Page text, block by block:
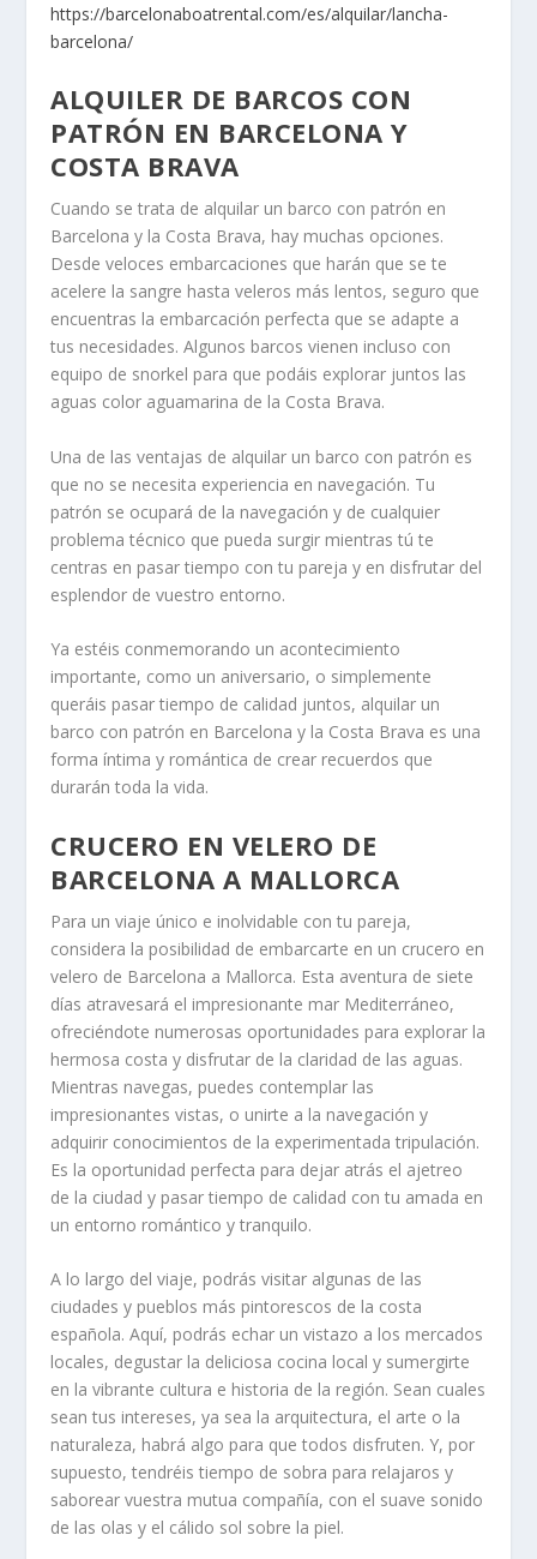
https://barcelonaboatrental.com/es/alquilar/lancha-
barcelona/
ALQUILER DE BARCOS CON
PATRÓN EN BARCELONA Y
COSTA BRAVA
Cuando se trata de alquilar un barco con patrón en
Barcelona y la Costa Brava, hay muchas opciones.
Desde veloces embarcaciones que harán que se te
acelere la sangre hasta veleros más lentos, seguro que
encuentras la embarcación perfecta que se adapte a
tus necesidades. Algunos barcos vienen incluso con
equipo de snorkel para que podáis explorar juntos las
aguas color aguamarina de la Costa Brava.
Una de las ventajas de alquilar un barco con patrón es
que no se necesita experiencia en navegación. Tu
patrón se ocupará de la navegación y de cualquier
problema técnico que pueda surgir mientras tú te
centras en pasar tiempo con tu pareja y en disfrutar del
esplendor de vuestro entorno.
Ya estéis conmemorando un acontecimiento
importante, como un aniversario, o simplemente
queráis pasar tiempo de calidad juntos, alquilar un
barco con patrón en Barcelona y la Costa Brava es una
forma íntima y romántica de crear recuerdos que
durarán toda la vida.
CRUCERO EN VELERO DE
BARCELONA A MALLORCA
Para un viaje único e inolvidable con tu pareja,
considera la posibilidad de embarcarte en un crucero en
velero de Barcelona a Mallorca. Esta aventura de siete
días atravesará el impresionante mar Mediterráneo,
ofreciéndote numerosas oportunidades para explorar la
hermosa costa y disfrutar de la claridad de las aguas.
Mientras navegas, puedes contemplar las
impresionantes vistas, o unirte a la navegación y
adquirir conocimientos de la experimentada tripulación.
Es la oportunidad perfecta para dejar atrás el ajetreo
de la ciudad y pasar tiempo de calidad con tu amada en
un entorno romántico y tranquilo.
A lo largo del viaje, podrás visitar algunas de las
ciudades y pueblos más pintorescos de la costa
española. Aquí, podrás echar un vistazo a los mercados
locales, degustar la deliciosa cocina local y sumergirte
en la vibrante cultura e historia de la región. Sean cuales
sean tus intereses, ya sea la arquitectura, el arte o la
naturaleza, habrá algo para que todos disfruten. Y, por
supuesto, tendréis tiempo de sobra para relajaros y
saborear vuestra mutua compañía, con el suave sonido
de las olas y el cálido sol sobre la piel.